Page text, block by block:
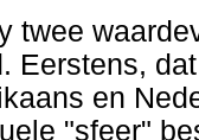
twee
Eerstens,
en
"sfeer"